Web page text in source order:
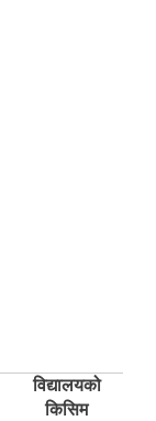
विद्यालयको
किसिम